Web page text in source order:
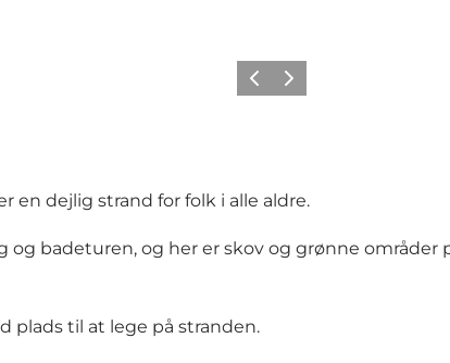
Forrige billede
Næste billede
en dejlig strand for folk i alle aldre.
og badeturen, og her er skov og grønne
plads til at lege på stranden.